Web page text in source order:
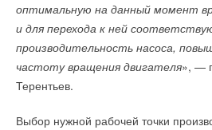
оптимальную на данный момент
и для перехода к ней
производительность насоса,
частоту вращения двигателя», —
Терентьев.
Выбор нужной рабочей точки